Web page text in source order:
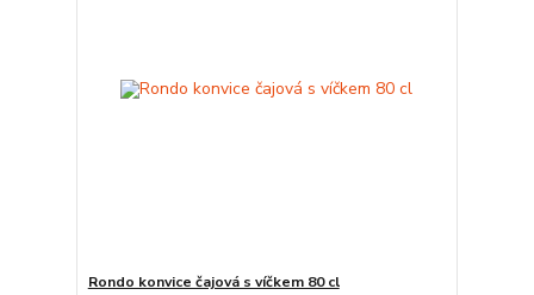
Rondo konvice čajová s víčkem 80 cl